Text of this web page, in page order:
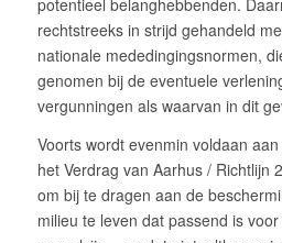
potentieel belanghebbenden.
rechtstreeks in strijd gehandeld
nationale mededingingsnormen,
genomen bij de eventuele
vergunningen als waarvan in dit
Voorts wordt evenmin voldaan
het Verdrag van Aarhus / Richtlijn
om bij te dragen aan de
milieu te leven dat passend is